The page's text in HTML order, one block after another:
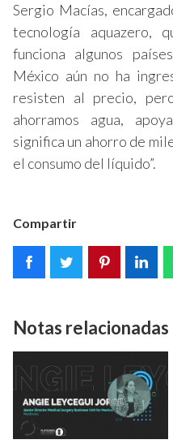
Sergio Macías,
tecnología aquazero,
funciona algunos
México aún no ha
resisten al precio,
ahorramos agua,
significa un ahorro de
el consumo del líquido”.
Compartir
Notas relacionadas